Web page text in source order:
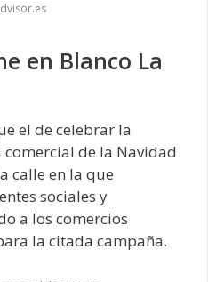
en Blanco La
el de celebrar la
de la Navidad
calle en la que
sociales y
a los comercios
la citada campaña.